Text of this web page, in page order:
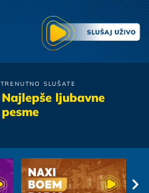
TRENUTNO SLUŠATE
Najlepše ljubavne
pesme
Bojan Marovic